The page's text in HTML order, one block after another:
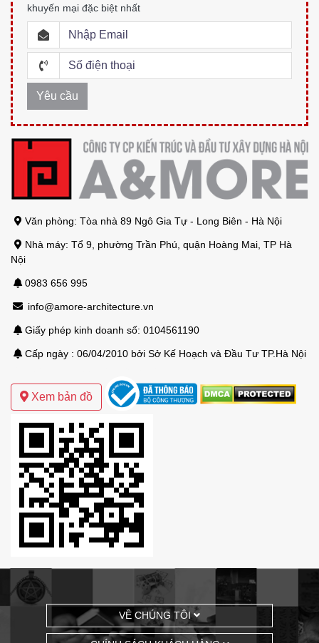
khuyến mại đặc biệt nhất
Văn phòng: Tòa nhà 89 Ngô Gia Tự - Long Biên - Hà Nội
Nhà máy: Tổ 9, phường Trần Phú, quận Hoàng Mai, TP Hà
Nội
0983 656 995
info@amore-architecture.vn
Giấy phép kinh doanh số: 0104561190
Cấp ngày : 06/04/2010 bởi Sở Kế Hoạch và Đầu Tư TP.Hà Nội
Xem bản đồ
VỀ CHÚNG TÔI